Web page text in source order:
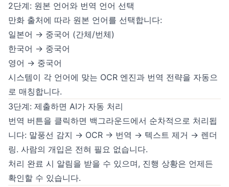
2단계: 원본 언어와 번역 언어 선택
만화 출처에 따라 원본 언어를 선택합니다:
일본어 → 중국어 (간체/번체)
한국어 → 중국어
영어 → 중국어
시스템이 각 언어에 맞는 OCR 엔진과 번역 전략을 자동으
로 매칭합니다.
3단계: 제출하면 AI가 자동 처리
번역 버튼을 클릭하면 백그라운드에서 순차적으로 처리됩
니다: 말풍선 감지 → OCR → 번역 → 텍스트 제거 → 렌더
링. 사람의 개입은 전혀 필요 없습니다.
처리 완료 시 알림을 받을 수 있으며, 진행 상황은 언제든
확인할 수 있습니다.